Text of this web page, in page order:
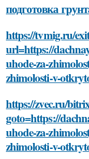
подготовка
https://tvmig.ru/
url=https://
uhode-za-
zhimolosti-v-
https://zvec.ru/
goto=https://
uhode-za-
zhimolosti-v-